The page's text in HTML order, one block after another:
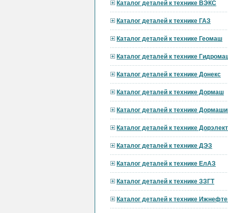
Каталог деталей к технике ВЭКС
Каталог деталей к технике ГАЗ
Каталог деталей к технике Геомаш
Каталог деталей к технике
Каталог деталей к технике Донекс
Каталог деталей к технике Дормаш
Каталог деталей к технике
Каталог деталей к технике
Каталог деталей к технике ДЭЗ
Каталог деталей к технике ЕлАЗ
Каталог деталей к технике ЗЗГТ
Каталог деталей к технике